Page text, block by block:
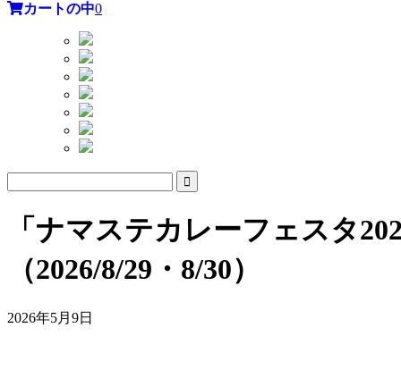
カートの中0
「ナマステカレーフェスタ
（2026/8/29・8/30）
2026年5月9日